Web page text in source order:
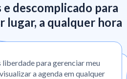
e descomplicado para
lugar, a qualquer hora
liberdade para gerenciar meu
a agenda em qualquer